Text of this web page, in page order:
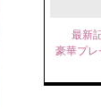
最新
豪華プレ